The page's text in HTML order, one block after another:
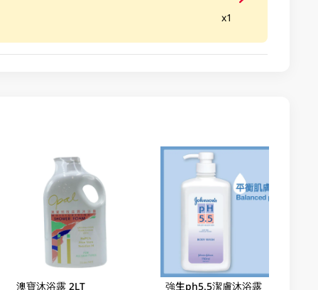
x1
澳寶沐浴露 2LT
強生ph5.5潔膚沐浴露